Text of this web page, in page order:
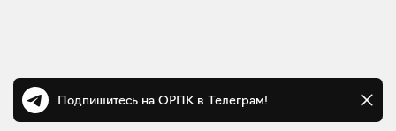
Подпишитесь на ОРПК в Телеграм!